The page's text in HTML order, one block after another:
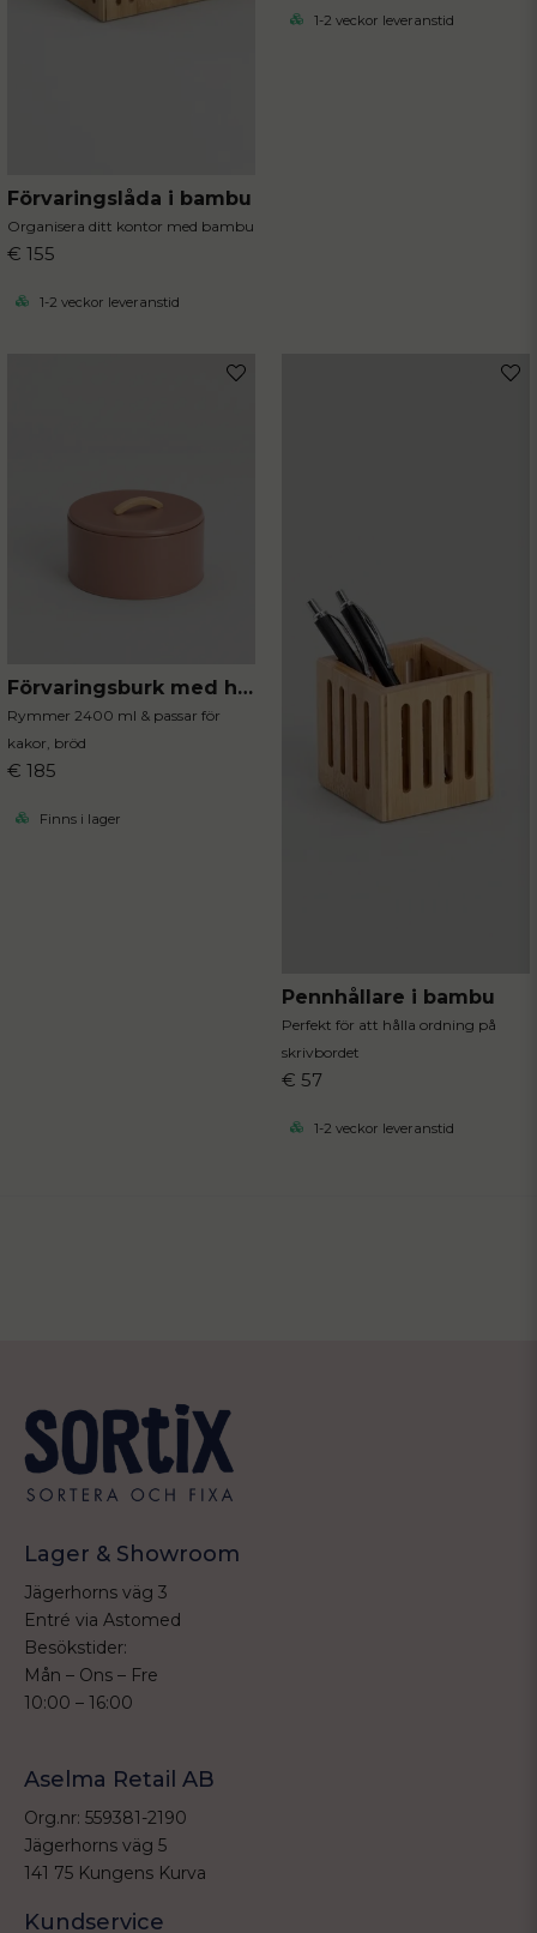
Förvaringslåda i bambu
Organisera ditt kontor med bambu
€ 155
1-2 veckor leveranstid
1-2 veckor leveranstid
Förvaringsburk med handtag mocca
Rymmer 2400 ml & passar för
kakor, bröd
€ 185
Finns i lager
Pennhållare i bambu
Perfekt för att hålla ordning på
skrivbordet
€ 57
1-2 veckor leveranstid
Lager & Showroom
Jägerhorns väg 3
Entré via Astomed
Besökstider:
Mån – Ons – Fre
10:00 – 16:00
Aselma Retail AB
Org.nr: 559381-2190
Jägerhorns väg 5
141 75 Kungens Kurva
Kundservice